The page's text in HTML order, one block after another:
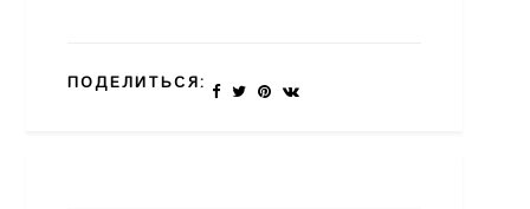
ПОДЕЛИТЬСЯ: